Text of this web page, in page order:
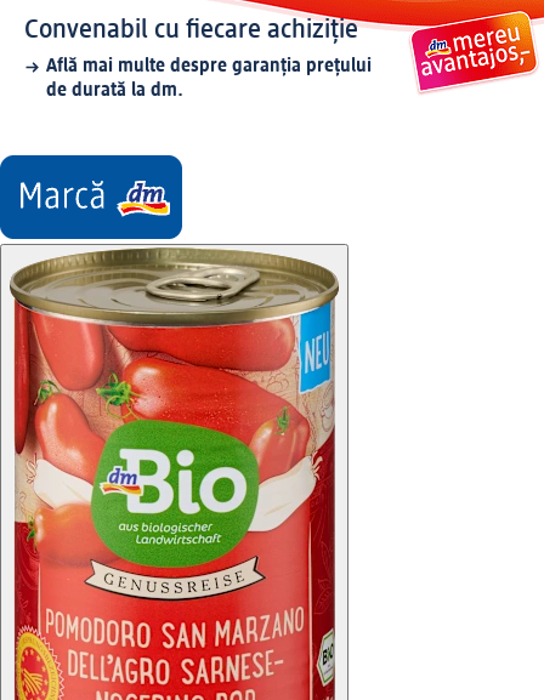
Convenabil cu fiecare achiziție
Află mai multe despre garanția prețului
de durată la dm.